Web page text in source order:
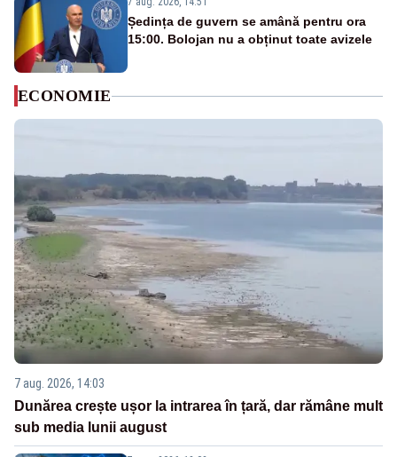
Ședința de guvern se amână pentru ora
15:00. Bolojan nu a obținut toate avizele
ECONOMIE
7 aug. 2026, 14:03
Dunărea crește ușor la intrarea în țară, dar rămâne mult
sub media lunii august